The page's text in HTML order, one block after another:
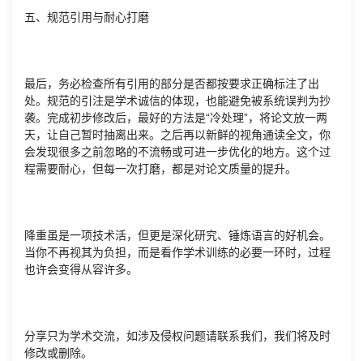
五、规范引用与耐心打磨
最后，务必检查所有引用的部分是否都按要求正确标注了出
处。规范的引注是学术诚信的体现，也能避免被系统误判为抄
袭。完成初步修改后，最好的方法是“冷处理”，将论文放一两
天，让自己暂时抽离出来。之后再以新鲜的视角通读全文，你
会发现很多之前忽略的不流畅或可进一步优化的地方。这个过
程需要耐心，但每一次打磨，都是对论文质量的提升。
降重虽是一项技术活，但更是深化研究、锤炼语言的好机会。
当你不再视其为负担，而是看作学术训练的必要一环时，过程
也许会变得从容许多。
分享只为学术交流，如涉及侵权问题请联系我们，我们将及时
修改或删除。